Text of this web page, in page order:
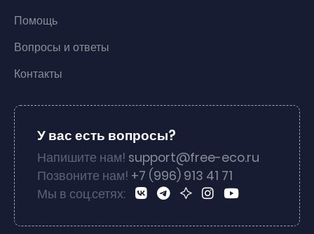
Помощь
Вопросы и ответы
Контакты
У вас есть вопросы?
Напишите нам! support@free-eco.ru
Позвоните нам! +7 (996) 913 41 71
Мы в соц.сетях: